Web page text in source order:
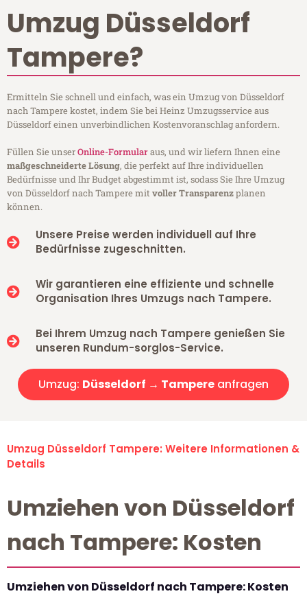
Umzug Düsseldorf
Tampere?
Ermitteln Sie schnell und einfach, was ein Umzug von Düsseldorf
nach Tampere kostet, indem Sie bei Heinz Umzugsservice aus
Düsseldorf einen unverbindlichen Kostenvoranschlag anfordern.
Füllen Sie unserOnline-Formularaus, und wir liefern Ihnen eine
maßgeschneiderte Lösung, die perfekt auf Ihre individuellen
Bedürfnisse und Ihr Budget abgestimmt ist, sodass Sie Ihre Umzug
von Düsseldorf nach Tampere mitvoller Transparenzplanen
können.
Unsere Preise werden individuell auf Ihre
Bedürfnisse zugeschnitten.
Wir garantieren eine effiziente und schnelle
Organisation Ihres Umzugs nach Tampere.
Bei Ihrem Umzug nach Tampere genießen Sie
unseren Rundum-sorglos-Service.
Umzug: Düsseldorf → Tampere anfragen
Umzug Düsseldorf Tampere: Weitere Informationen &
Details
Umziehen von Düsseldorf
nach Tampere: Kosten
Umziehen von Düsseldorf nach Tampere: Kosten